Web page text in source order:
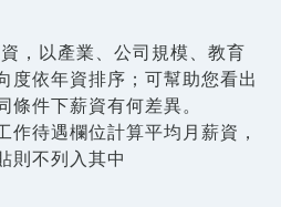
，以產業、公司規模、教育
度依年資排序；可幫助您看出
條件下薪資有何差異。
作待遇欄位計算平均月薪資，
則不列入其中